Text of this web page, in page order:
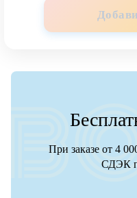
При заказе от 4
СДЭК